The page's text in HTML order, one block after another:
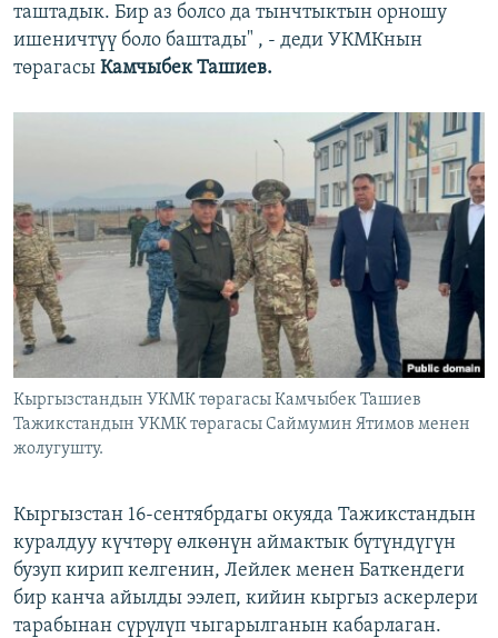
таштадык. Бир аз болсо да тынчтыктын орношу
ишеничтүү боло баштады" , - деди УКМКнын
төрагасы Камчыбек Ташиев.
Кыргызстандын УКМК төрагасы Камчыбек Ташиев
Тажикстандын УКМК төрагасы Саймумин Ятимов менен
жолугушту.
Кыргызстан 16-сентябрдагы окуяда Тажикстандын
куралдуу күчтөрү өлкөнүн аймактык бүтүндүгүн
бузуп кирип келгенин, Лейлек менен Баткендеги
бир канча айылды ээлеп, кийин кыргыз аскерлери
тарабынан сүрүлүп чыгарылганын кабарлаган.